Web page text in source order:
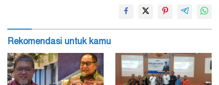
Rekomendasi untuk kamu